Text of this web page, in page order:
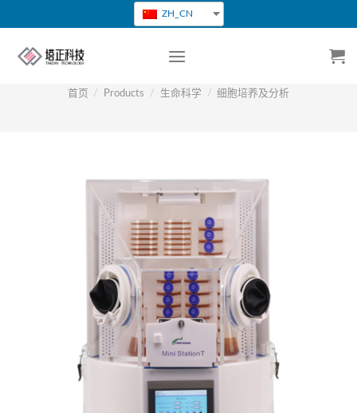
转
ZH_CN
首页 / Products / 生命科学 / 细胞培养及分析